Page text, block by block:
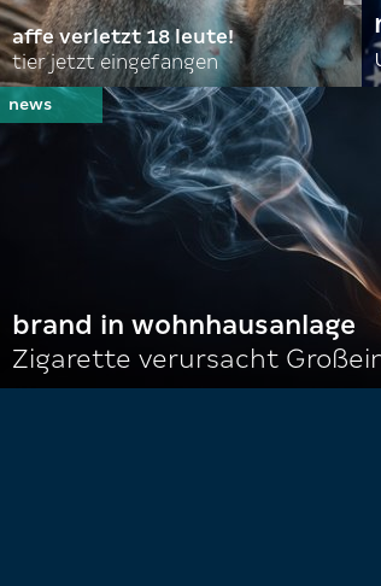
affe verletzt 18 leute!
tier jetzt eingefangen
brand in wohnhausanlage
Zigarette verursacht